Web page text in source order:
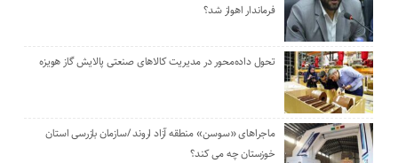
فرماندار اهواز شد؟
تحول داده‌محور در مدیریت کالاهای صنعتی پالایش گاز هویزه
ماجراهای «سوسن» منطقه آزاد اروند /سازمان بازرسی استان
خوزستان چه می کند؟